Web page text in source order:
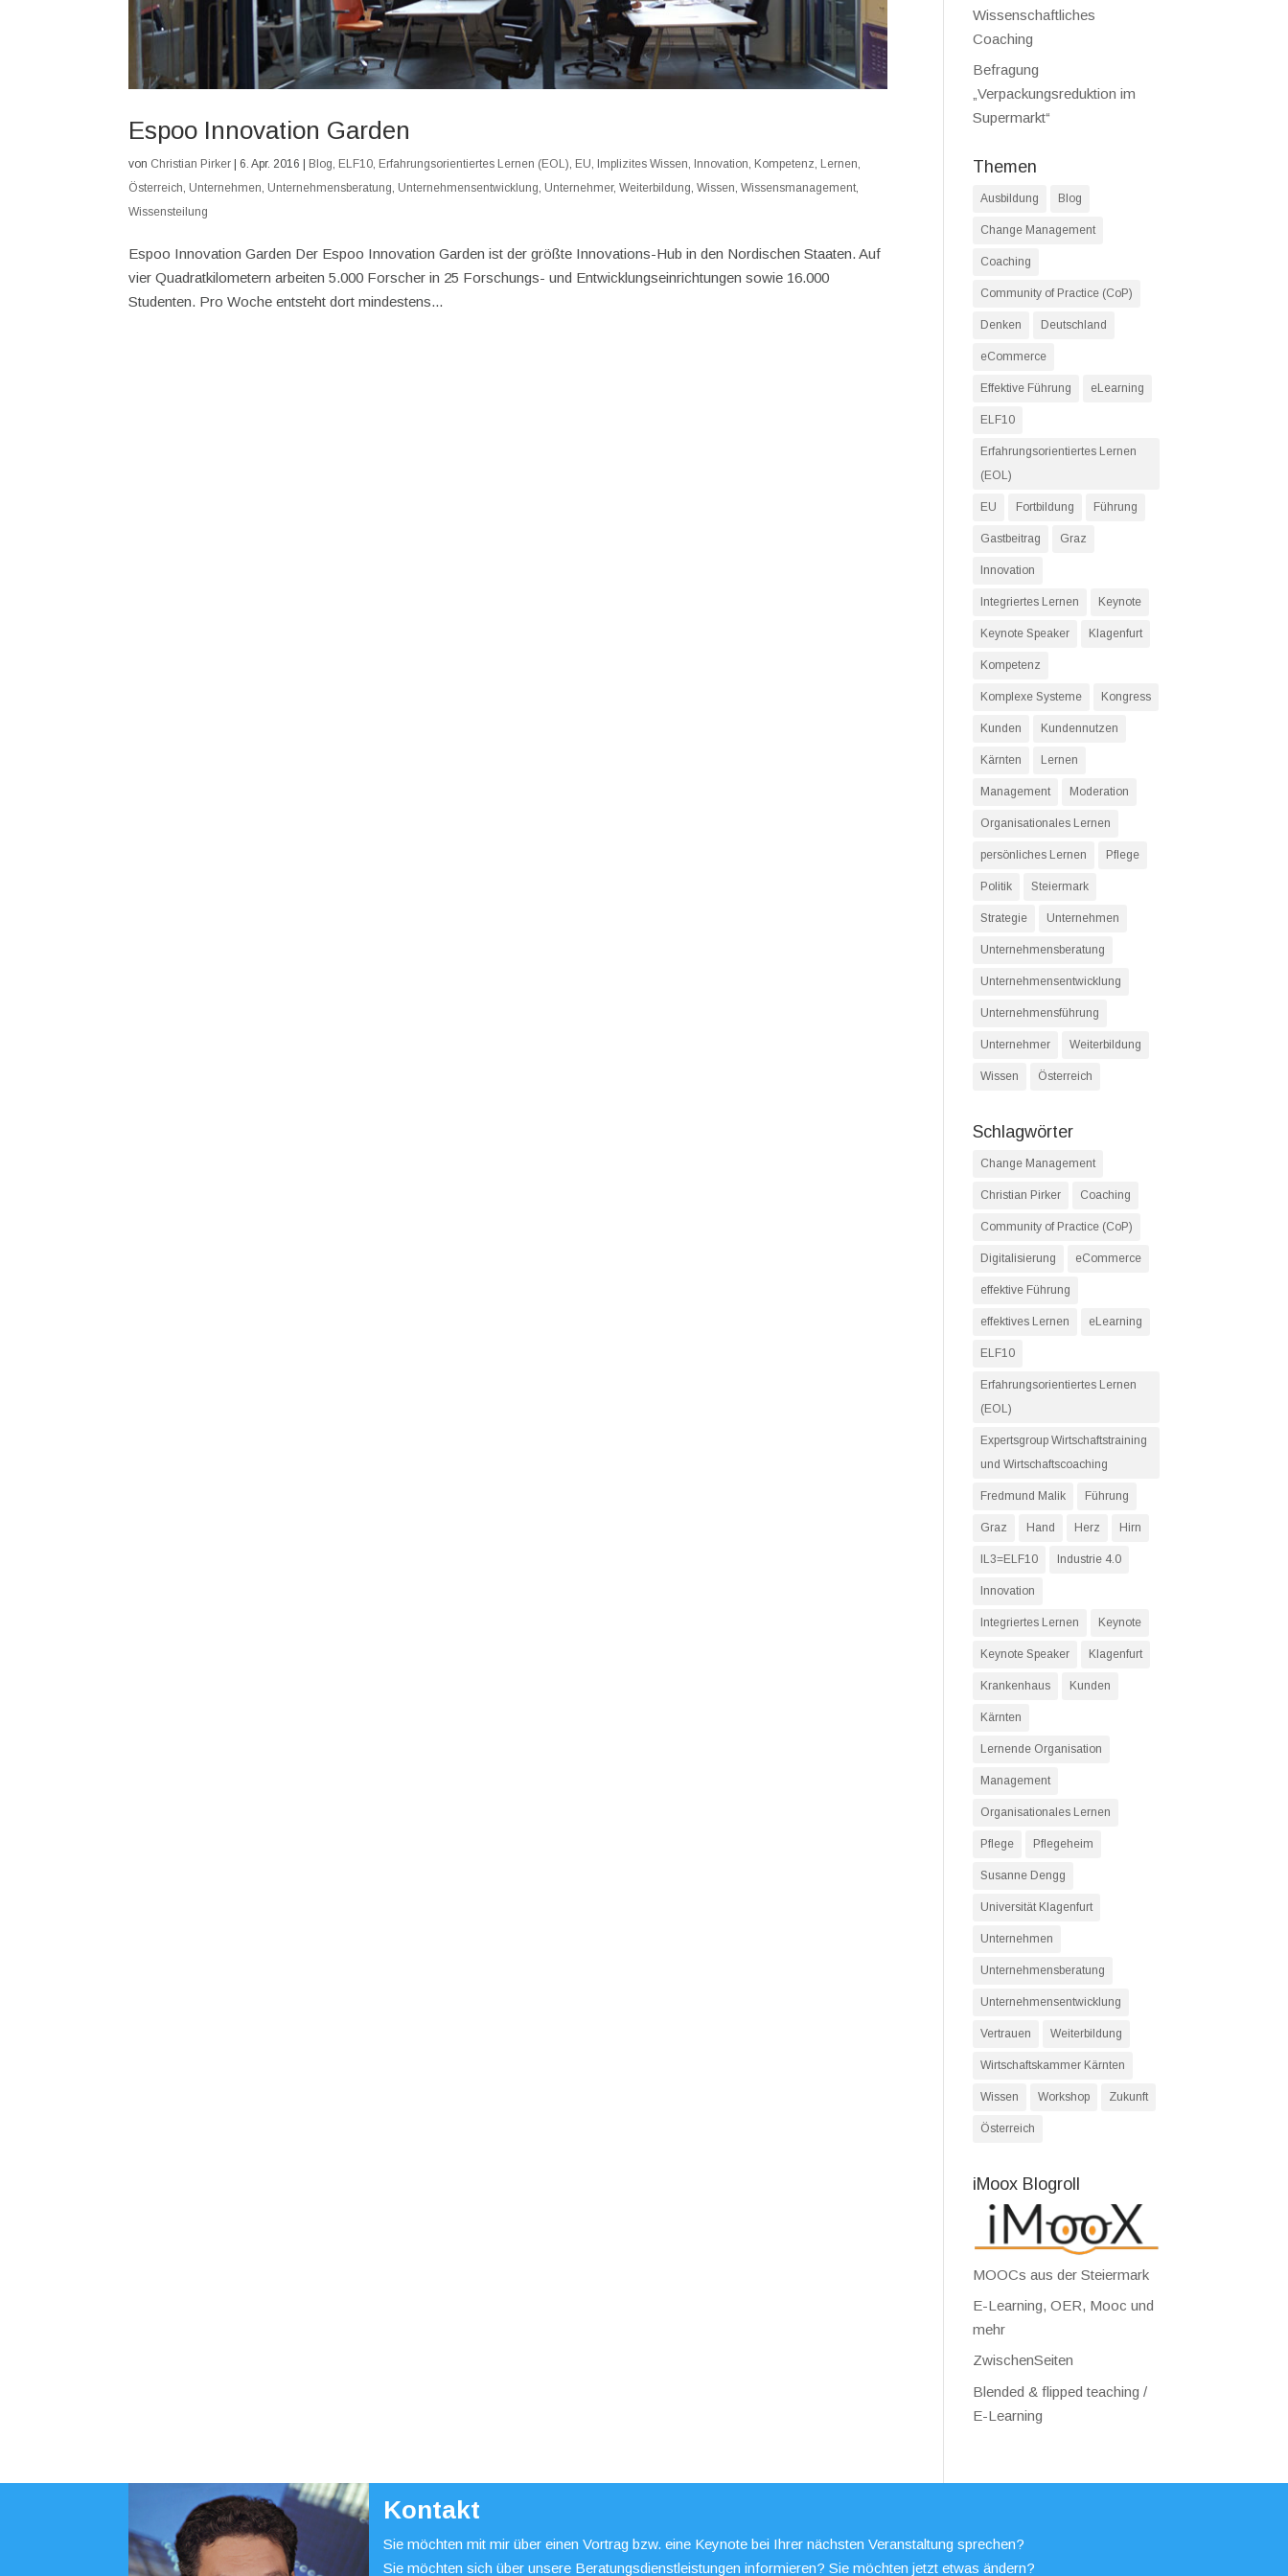
Espoo Innovation Garden
von Christian Pirker | 6. Apr. 2016 | Blog ELF10 Erfahrungsorientiertes Lernen (EOL) EU Implizites Wissen Innovation Kompetenz Lernen
Österreich Unternehmen Unternehmensberatung Unternehmensentwicklung Unternehmer,Weiterbildung ,Wissen ,Wissensmanagement
Wissensteilung
Espoo Innovation Garden Der Espoo Innovation Garden ist der größte Innovations-Hub in den Nordischen Staaten. Auf
vier Quadratkilometern arbeiten 5.000 Forscher in 25 Forschungs- und Entwicklungseinrichtungen sowie 16.000
Studenten. Pro Woche entsteht dort mindestens...
Wissenschaftliches
Coaching
Befragung
„Verpackungsreduktion im
Supermarkt“
Themen
Ausbildung Blog
Change Management
Coaching
Community of Practice (CoP)
Denken Deutschland
eCommerce
Effektive Führung eLearning
ELF10
Erfahrungsorientiertes Lernen
(EOL)
EU Fortbildung Führung
Gastbeitrag Graz
Innovation
Integriertes Lernen Keynote
Keynote Speaker Klagenfurt
Kompetenz
Komplexe Systeme Kongress
Kunden Kundennutzen
Kärnten Lernen
Management Moderation
Organisationales Lernen
persönliches Lernen Pflege
Politik Steiermark
Strategie Unternehmen
Unternehmensberatung
Unternehmensentwicklung
Unternehmensführung
Unternehmer Weiterbildung
Wissen Österreich
Schlagwörter
Change Management
Christian Pirker Coaching
Community of Practice (CoP)
Digitalisierung eCommerce
effektive Führung
effektives Lernen eLearning
ELF10
Erfahrungsorientiertes Lernen
(EOL)
Expertsgroup Wirtschaftstraining
und Wirtschaftscoaching
Fredmund Malik Führung
Graz Hand Herz Hirn
IL3=ELF10 Industrie 4.0
Innovation
Integriertes Lernen Keynote
Keynote Speaker Klagenfurt
Krankenhaus Kunden
Kärnten
Lernende Organisation
Management
Organisationales Lernen
Pflege Pflegeheim
Susanne Dengg
Universität Klagenfurt
Unternehmen
Unternehmensberatung
Unternehmensentwicklung
Vertrauen Weiterbildung
Wirtschaftskammer Kärnten
Wissen Workshop Zukunft
Österreich
iMoox Blogroll
MOOCs aus der Steiermark
E-Learning, OER, Mooc und
mehr
ZwischenSeiten
Blended & flipped teaching /
E-Learning
Kontakt
Sie möchten mit mir über einen Vortrag bzw. eine Keynote bei Ihrer nächsten Veranstaltung sprechen?
Sie möchten sich über unsere Beratungsdienstleistungen informieren? Sie möchten jetzt etwas ändern?